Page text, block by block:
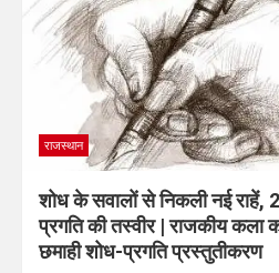
राजस्थान
शोध के सवालों से निकली नई राहें,
प्रगति की तस्वीर | राजकीय कला
छमाही शोध-प्रगति प्रस्तुतीकरण